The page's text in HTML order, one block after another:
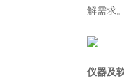
解需求。
仪器及